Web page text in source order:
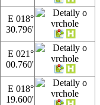
E 018°
30.796'
E 021°
00.760'
E 018°
19.600'